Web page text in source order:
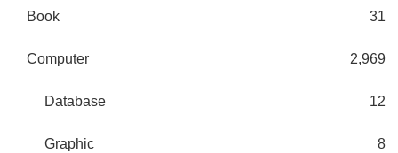
Book 31
Computer 2,969
Database 12
Graphic 8